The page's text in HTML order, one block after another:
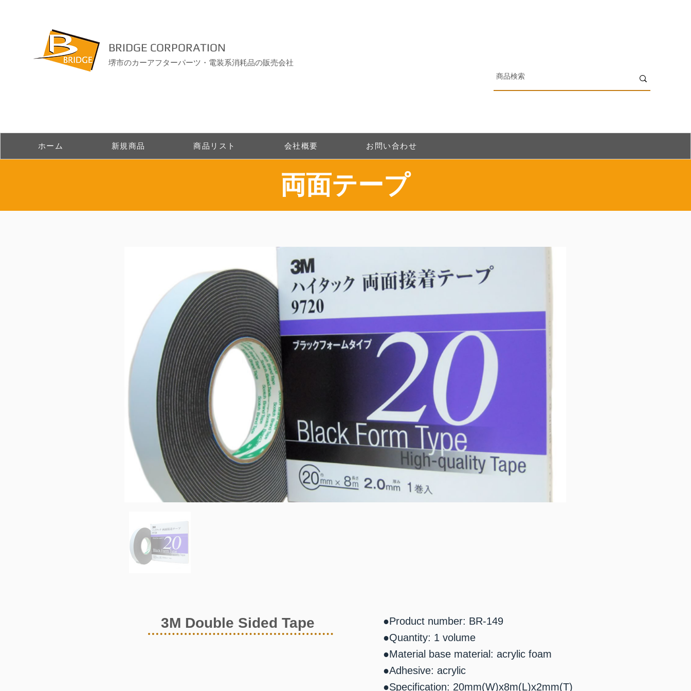
BRIDGE CORPORATION
堺市のカーアフターパーツ・電装系消耗品の販売会社
ホーム 新規商品 商品リスト 会社概要 お問い合わせ
​両面テープ
3M Double Sided Tape
●Product number: BR-149
●Quantity: 1 volume
●Material base material: acrylic foam
●Adhesive: acrylic
●Specification: 20mm(W)x8m(L)x2mm(T)